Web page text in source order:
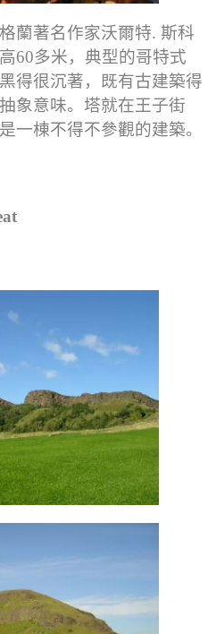
蘭著名作家沃爾特. 斯科
60多米，典型的哥特式
得很沉著，既有古建築得
象意味。塔就在王子街
一棟不得不參觀的建築。